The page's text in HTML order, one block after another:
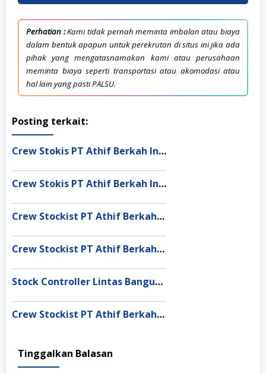
Perhatian :Kami tidak pernah meminta imbalan atau biaya
dalam bentuk apapun untuk perekrutan di situs ini jika ada
pihak yang mengatasnamakan kami atau perusahaan
meminta biaya seperti transportasi atau akomodasi atau
hal lain yang pasti PALSU.
Posting terkait:
Crew Stokis PT Athif Berkah Indonesia Dumai
Crew Stokis PT Athif Berkah Indonesia Palangka Raya
Crew Stockist PT Athif Berkah Indonesia Banda Aceh
Crew Stockist PT Athif Berkah Indonesia Muaro Jambi
Stock Controller Lintas Bangun Nusantara Semarang
Crew Stockist PT Athif Berkah Indonesia Medan
Tinggalkan Balasan